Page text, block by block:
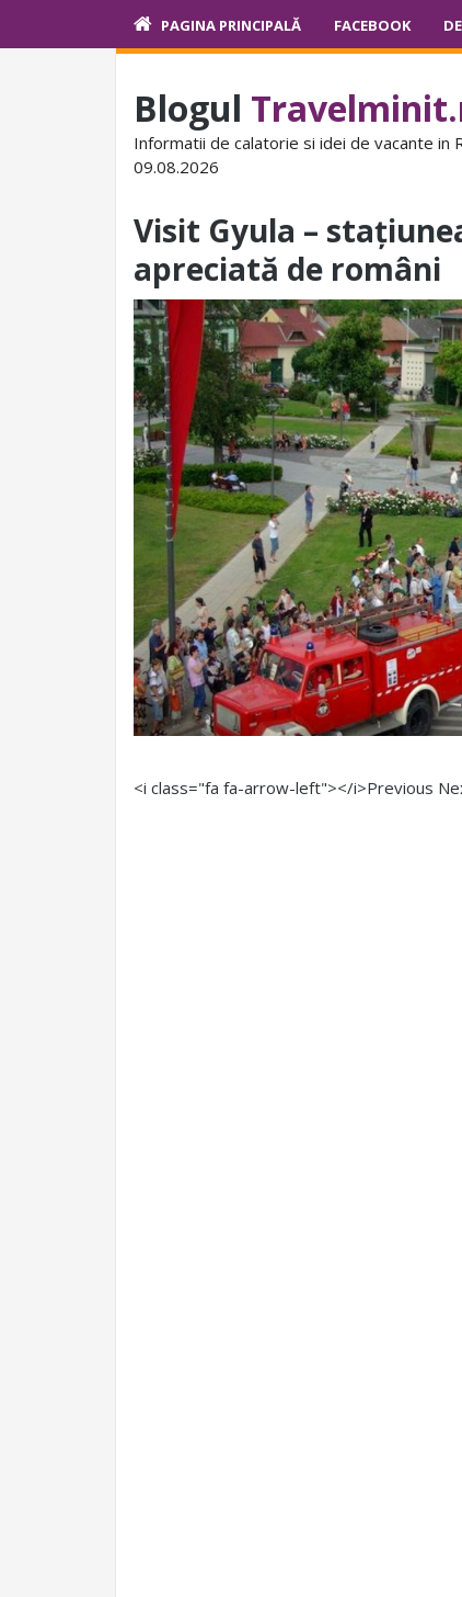
PAGINA PRINCIPALĂ FACEBOOK
Blogul
Informatii de calatorie si idei de vacante in
09.08.2026
Visit Gyula –
apreciată de români
<i class="fa fa-arrow-left"></i>Previous